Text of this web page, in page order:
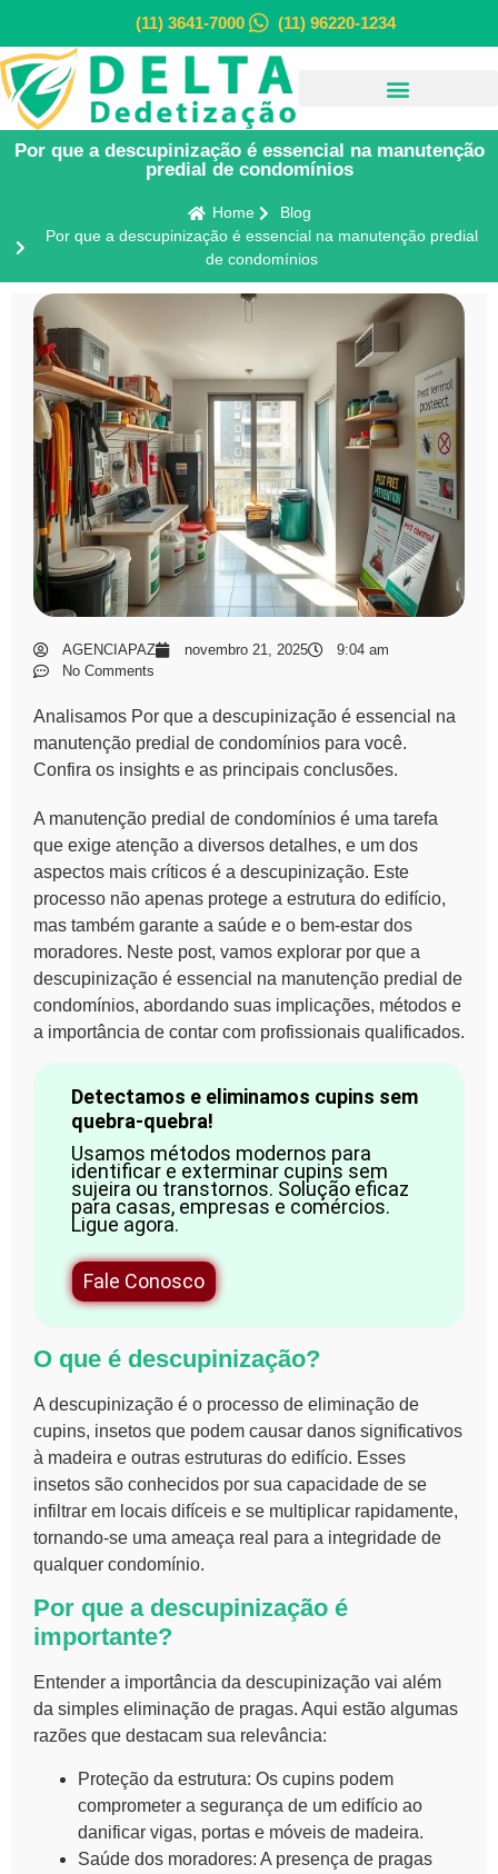
(11) 3641-7000 (11) 96220-1234
Por que a descupinização é essencial na manutenção
predial de condomínios
Home
Blog
Por que a descupinização é essencial na manutenção predial
de condomínios
AGENCIAPAZ novembro 21, 2025
9:04 am
No Comments
Analisamos Por que a descupinização é essencial na
manutenção predial de condomínios para você.
Confira os insights e as principais conclusões.
A manutenção predial de condomínios é uma tarefa
que exige atenção a diversos detalhes, e um dos
aspectos mais críticos é a descupinização. Este
processo não apenas protege a estrutura do edifício,
mas também garante a saúde e o bem-estar dos
moradores. Neste post, vamos explorar por que a
descupinização é essencial na manutenção predial de
condomínios, abordando suas implicações, métodos e
a importância de contar com profissionais qualificados.
Detectamos e eliminamos cupins sem
quebra-quebra!
Usamos métodos modernos para
identificar e exterminar cupins sem
sujeira ou transtornos. Solução eficaz
para casas, empresas e comércios.
Ligue agora.
Fale Conosco
O que é descupinização?
A descupinização é o processo de eliminação de
cupins, insetos que podem causar danos significativos
à madeira e outras estruturas do edifício. Esses
insetos são conhecidos por sua capacidade de se
infiltrar em locais difíceis e se multiplicar rapidamente,
tornando-se uma ameaça real para a integridade de
qualquer condomínio.
Por que a descupinização é
importante?
Entender a importância da descupinização vai além
da simples eliminação de pragas. Aqui estão algumas
razões que destacam sua relevância:
Proteção da estrutura: Os cupins podem
comprometer a segurança de um edifício ao
danificar vigas, portas e móveis de madeira.
Saúde dos moradores: A presença de pragas